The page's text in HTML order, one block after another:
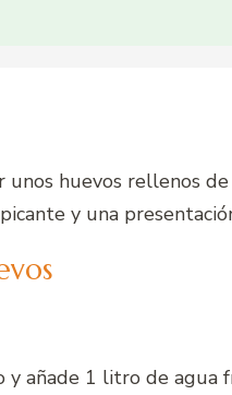
huevos rellenos
y una
añade 1 litro de agua